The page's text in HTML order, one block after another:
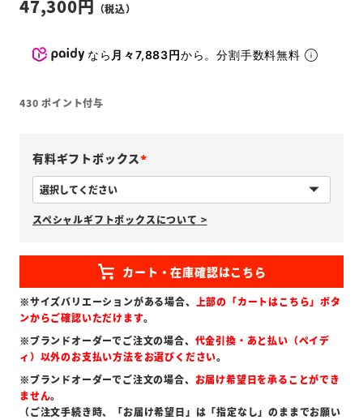
47,300
なら 月々7,883円から。分割手数料無料
430 ポイント付与
有料ギフトボックス
必
須
)
スペシャルギフトボックスについて >
※サイズバリエーションがある場合、 上部の「カートはこちら」ボタ
ンからご確認いただけます。
※ブランドオーダーでご注文の場合、 代金引換・あと払い（ペイデ
ィ）以外のお支払い方法をお選びください。
※ブランドオーダーでご注文の場合、 お届け希望日を承ることができ
ません。
（ご注文手続き時、「お届け希望日」は「指定なし」のままでお願い